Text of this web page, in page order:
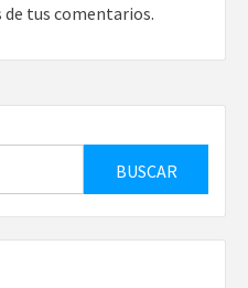
de tus comentarios.